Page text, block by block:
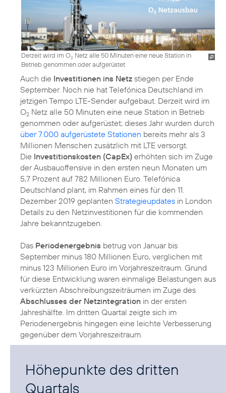
Derzeit wird im O2 Netz alle 50 Minuten eine neue Station in
Betrieb genommen oder aufgerüstet
Auch die Investitionen ins Netz stiegen per Ende
September. Noch nie hat Telefónica Deutschland im
jetzigen Tempo LTE-Sender aufgebaut. Derzeit wird im
O2 Netz alle 50 Minuten eine neue Station in Betrieb
genommen oder aufgerüstet; dieses Jahr wurden durch
über 7.000 aufgerüstete Stationen bereits mehr als 3
Millionen Menschen zusätzlich mit LTE versorgt.
Die Investitionskosten (CapEx) erhöhten sich im Zuge
der Ausbauoffensive in den ersten neun Monaten um
5,7 Prozent auf 782 Millionen Euro. Telefónica
Deutschland plant, im Rahmen eines für den 11.
Dezember 2019 geplanten Strategieupdates in London
Details zu den Netzinvestitionen für die kommenden
Jahre bekanntzugeben.
Das Periodenergebnis betrug von Januar bis
September minus 180 Millionen Euro, verglichen mit
minus 123 Millionen Euro im Vorjahreszeitraum. Grund
für diese Entwicklung waren einmalige Belastungen aus
verkürzten Abschreibungszeiträumen im Zuge des
Abschlusses der Netzintegration in der ersten
Jahreshälfte. Im dritten Quartal zeigte sich im
Periodenergebnis hingegen eine leichte Verbesserung
Höhepunkte des dritten
Quartals